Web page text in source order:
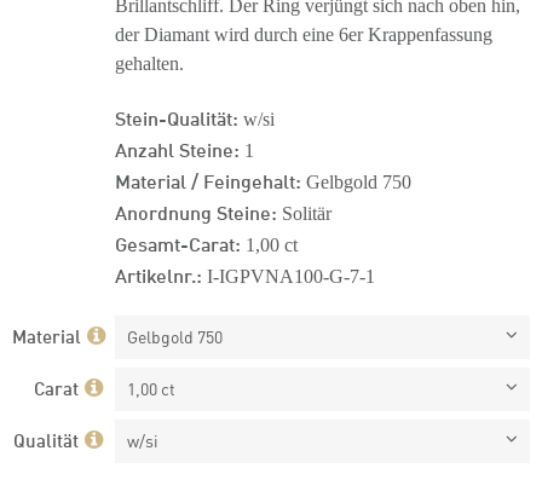
Brillantschliff. Der Ring verjüngt sich nach oben hin,
der Diamant wird durch eine 6er Krappenfassung
gehalten.
Stein-Qualität: w/si
Anzahl Steine: 1
Material / Feingehalt: Gelbgold 750
Anordnung Steine: Solitär
Gesamt-Carat: 1,00 ct
Artikelnr.: I-IGPVNA100-G-7-1
Material Gelbgold 750
Carat 1,00 ct
Qualität w/si